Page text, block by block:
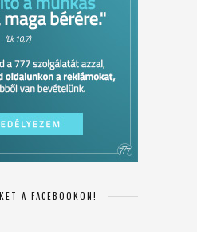
A FACEBOOKON!